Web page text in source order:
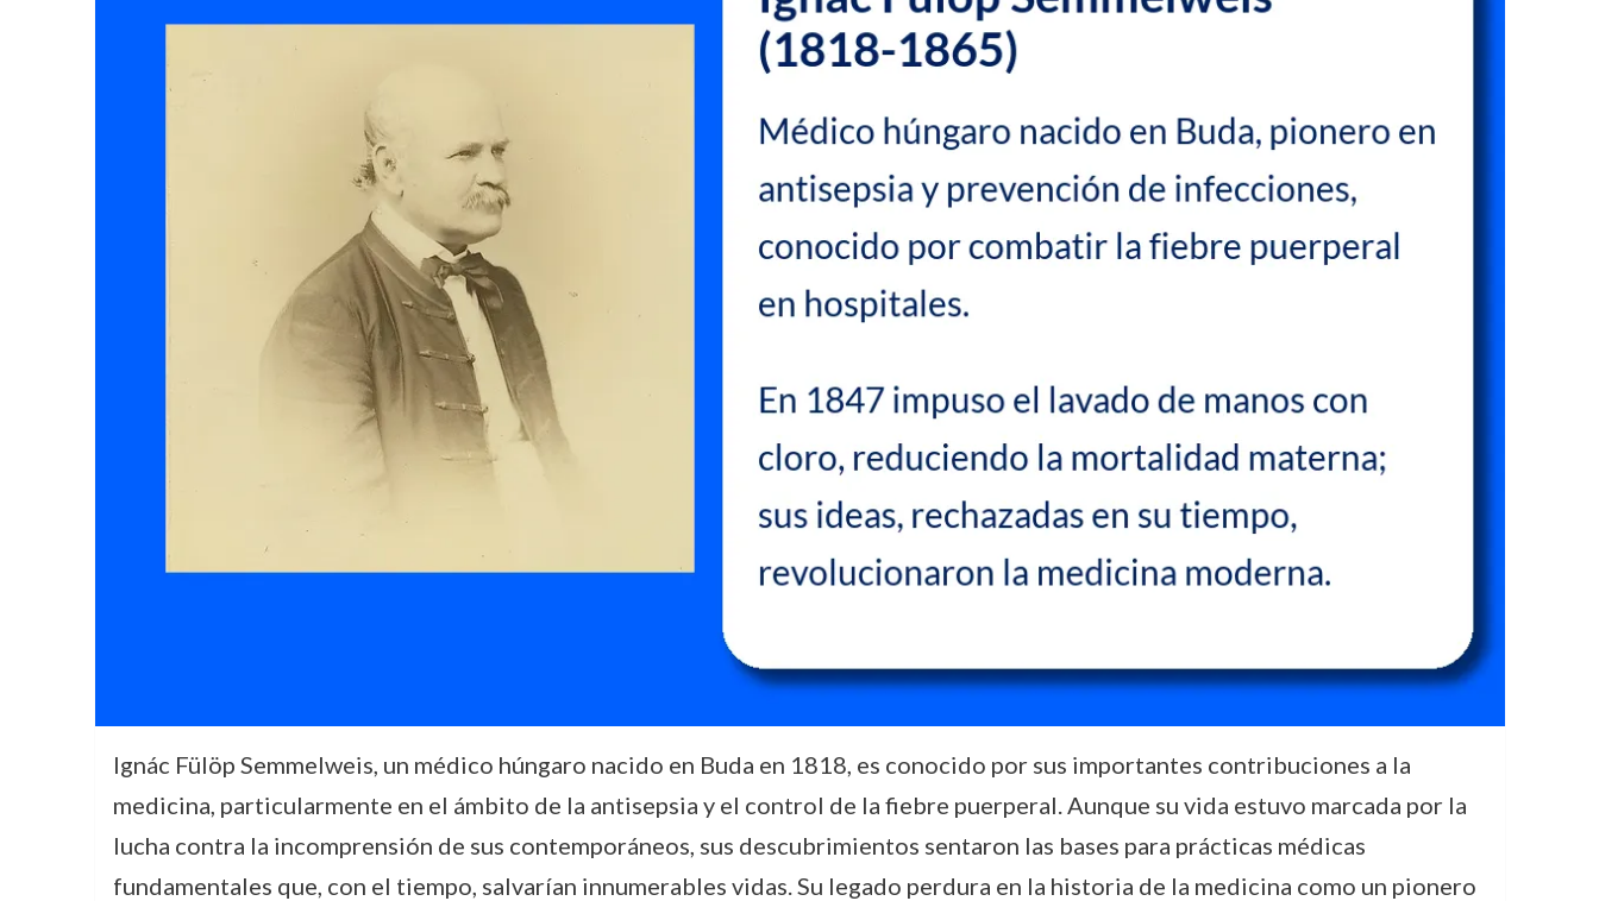
Ignác Fülöp Semmelweis, un médico húngaro nacido en Buda en 1818, es conocido por sus importantes contribuciones a la
medicina, particularmente en el ámbito de la antisepsia y el control de la fiebre puerperal. Aunque su vida estuvo marcada por la
lucha contra la incomprensión de sus contemporáneos, sus descubrimientos sentaron las bases para prácticas médicas
fundamentales que, con el tiempo, salvarían innumerables vidas. Su legado perdura en la historia de la medicina como un pionero